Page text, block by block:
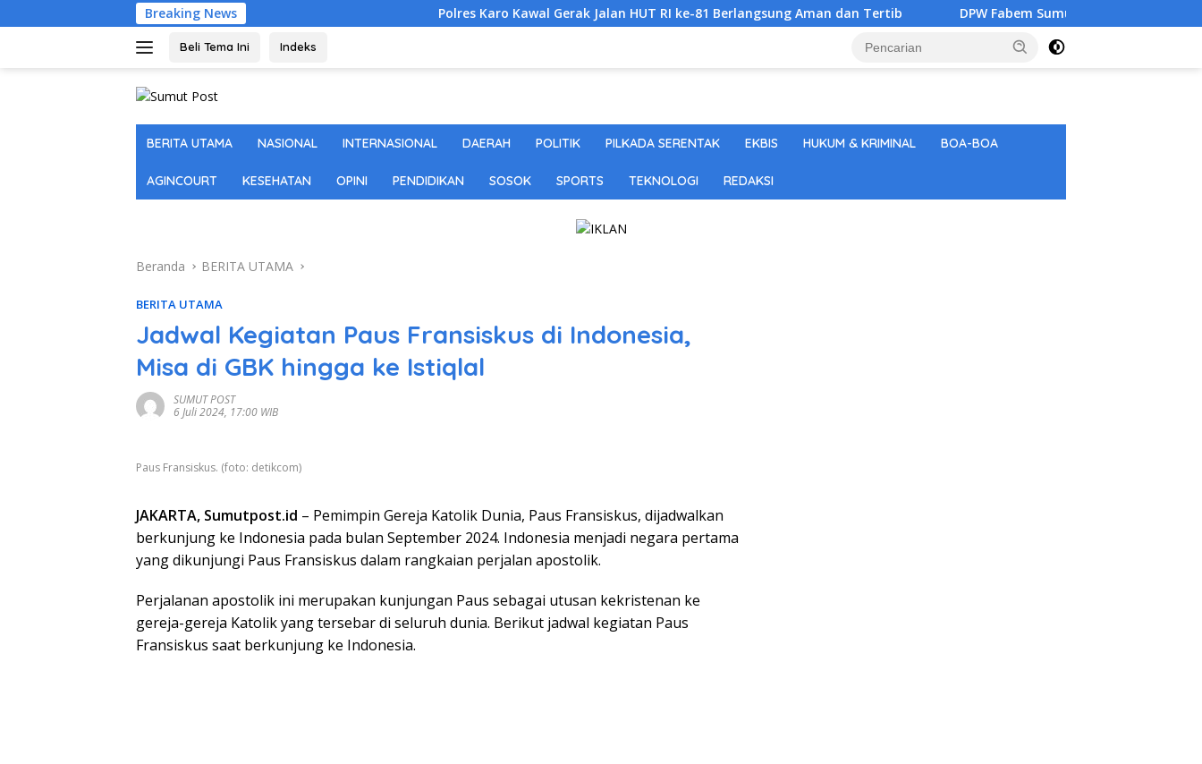
ke
Breaking News Polres Karo Kawal Gerak Jalan HUT RI ke-81 Berlangsung Aman dan Tertib DPW Fabem Sumut: Sekali Sang Saka Merah Putih
Beli Tema Ini Indeks
BERITA UTAMA NASIONAL INTERNASIONAL DAERAH POLITIK PILKADA SERENTAK EKBIS HUKUM & KRIMINAL BOA-BOA
AGINCOURT KESEHATAN OPINI PENDIDIKAN SOSOK SPORTS TEKNOLOGI REDAKSI
Beranda BERITA UTAMA
BERITA UTAMA
Jadwal Kegiatan Paus Fransiskus di Indonesia,
Misa di GBK hingga ke Istiqlal
SUMUT POST
6 Juli 2024, 17:00 WIB
Paus Fransiskus. (foto: detikcom)
JAKARTA, Sumutpost.id – Pemimpin Gereja Katolik Dunia, Paus Fransiskus, dijadwalkan
berkunjung ke Indonesia pada bulan September 2024. Indonesia menjadi negara pertama
yang dikunjungi Paus Fransiskus dalam rangkaian perjalan apostolik.
Perjalanan apostolik ini merupakan kunjungan Paus sebagai utusan kekristenan ke
gereja-gereja Katolik yang tersebar di seluruh dunia. Berikut jadwal kegiatan Paus
Fransiskus saat berkunjung ke Indonesia.